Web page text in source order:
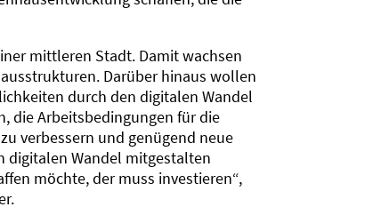
mittleren Stadt. Damit wachsen
Darüber hinaus wollen
durch den digitalen Wandel
die Arbeitsbedingungen für die
verbessern und genügend neue
digitalen Wandel mitgestalten
möchte, der muss investieren“,